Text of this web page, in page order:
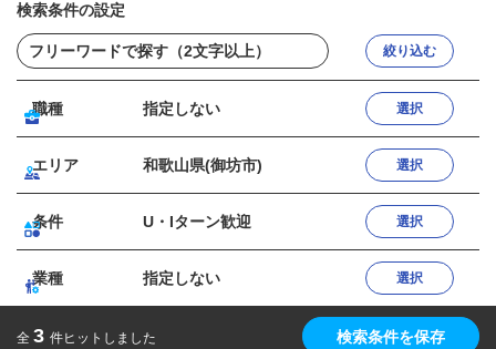
検索条件の設定
絞り込む
職種 指定しない 選択
エリア 和歌山県(御坊市) 選択
条件 U・Iターン歓迎 選択
業種 指定しない 選択
全 3 件ヒットしました 検索条件を保存